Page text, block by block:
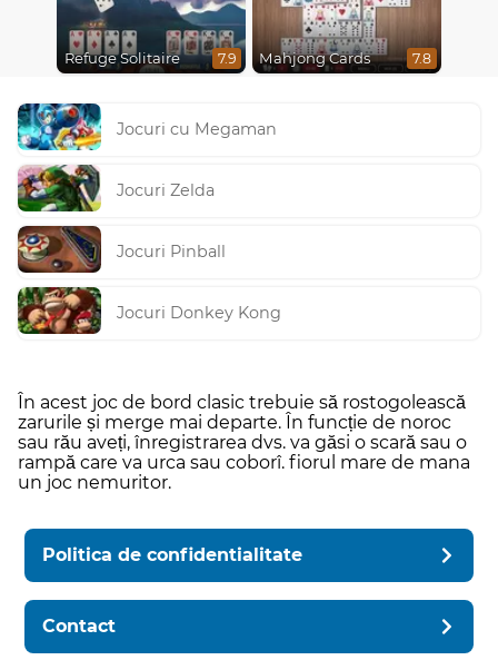
Refuge Solitaire 7.9 Mahjong Cards 7.8
Jocuri cu Megaman
Jocuri Zelda
Jocuri Pinball
Jocuri Donkey Kong
În acest joc de bord clasic trebuie să rostogolească
zarurile și merge mai departe. În funcție de noroc
sau rău aveți, înregistrarea dvs. va găsi o scară sau o
rampă care va urca sau coborî. fiorul mare de mana
un joc nemuritor.
Politica de confidentialitate
Contact